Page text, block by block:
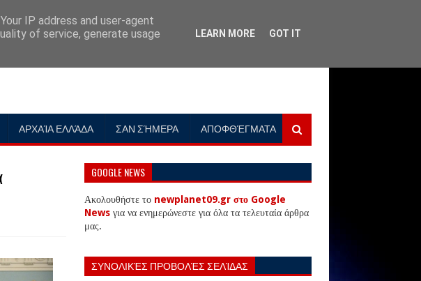
ΑΡΧΑΊΑ ΕΛΛΆΔΑ ΣΑΝ ΣΉΜΕΡΑ ΑΠΟΦΘΈΓΜΑΤΑ
GOOGLE NEWS
Ακολουθήστε το newplanet09.gr στο Google
News για να ενημερώνεστε για όλα τα τελευταία άρθρα
μας.
ΣΥΝΟΛΙΚΈΣ ΠΡΟΒΟΛΈΣ ΣΕΛΊΔΑΣ
IP address and user-agent
of service, generate usage
LEARN MORE GOT IT